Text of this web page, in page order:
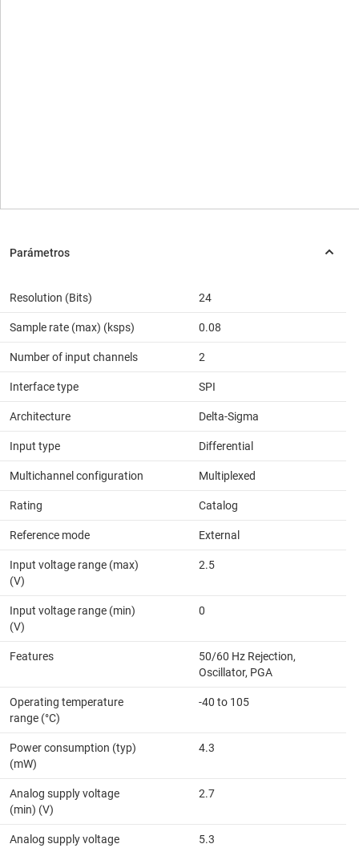
Resolution (Bits) 24
Sample rate (max) (ksps) 0.08
Number of input channels 2
Interface type SPI
Architecture Delta-Sigma
Input type Differential
Multichannel configuration Multiplexed
Rating Catalog
Reference mode External
Input voltage range (max)
(V)
2.5
Input voltage range (min)
(V)
0
Features
50/60 Hz Rejection,
Oscillator, PGA
Operating temperature
range (°C)
-40 to 105
Power consumption (typ)
(mW)
4.3
Analog supply voltage
(min) (V)
2.7
Analog supply voltage
5.3